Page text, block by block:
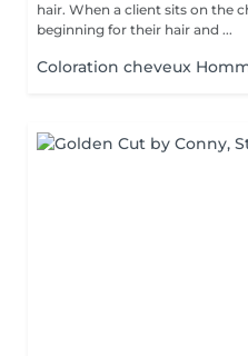
hair. When a client sits on the
beginning for their hair and ...
Coloration cheveux